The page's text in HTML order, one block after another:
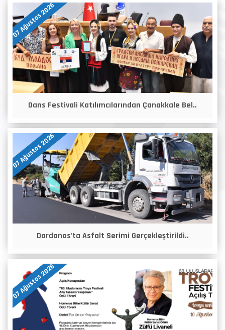
07 Ağustos 2026
Dans Festivali Katılımcılarından Çanakkale Bel..
07 Ağustos 2026
Dardanos'ta Asfalt Serimi Gerçekleştirildi..
07 Ağustos 2026